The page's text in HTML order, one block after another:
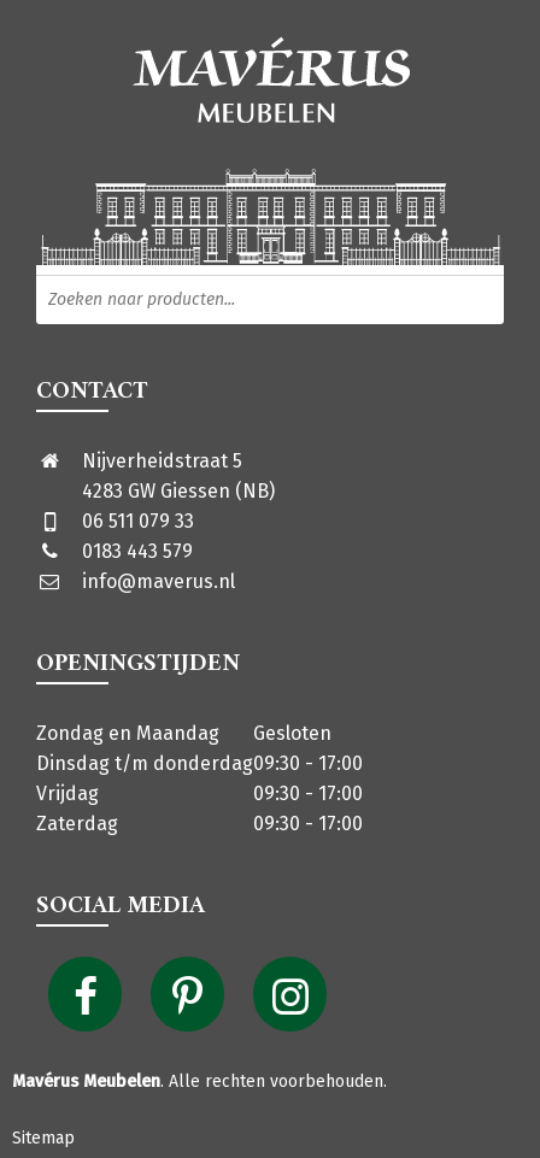
Producten zoeken
CONTACT
Nijverheidstraat 5
4283 GW Giessen (NB)
06 511 079 33
0183 443 579
info@maverus.nl
OPENINGSTIJDEN
Zondag en Maandag
Gesloten
Dinsdag t/m donderdag09:30 - 17:00
Vrijdag
09:30 - 17:00
Zaterdag
09:30 - 17:00
SOCIAL MEDIA
Mavérus Meubelen. Alle rechten voorbehouden.
Sitemap